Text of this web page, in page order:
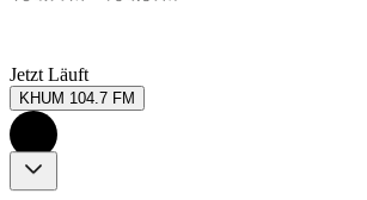
Jetzt Läuft
KHUM 104.7 FM